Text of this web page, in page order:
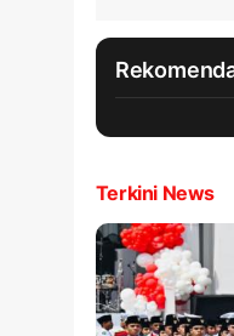
Terkini News